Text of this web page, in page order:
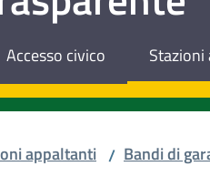
Accesso civico
appaltanti / Bandi di